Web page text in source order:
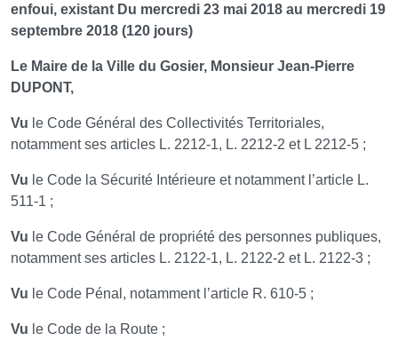
enfoui, existant Du mercredi 23 mai 2018 au mercredi 19
septembre 2018 (120 jours)
Le Maire de la Ville du Gosier, Monsieur Jean-Pierre
DUPONT,
Vu le Code Général des Collectivités Territoriales,
notamment ses articles L. 2212-1, L. 2212-2 et L 2212-5 ;
Vu le Code la Sécurité Intérieure et notamment l’article L.
511-1 ;
Vu le Code Général de propriété des personnes publiques,
notamment ses articles L. 2122-1, L. 2122-2 et L. 2122-3 ;
Vu le Code Pénal, notamment l’article R. 610-5 ;
Vu le Code de la Route ;